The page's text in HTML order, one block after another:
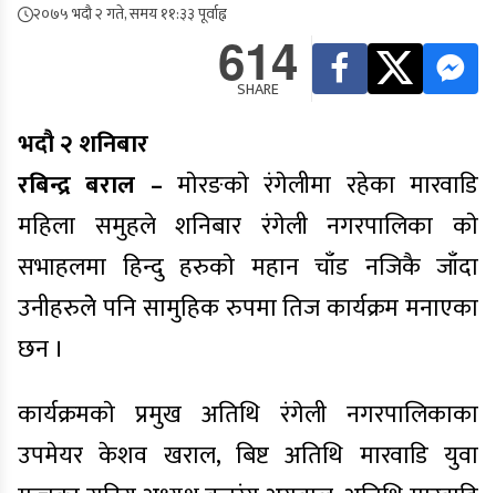
२०७५ भदौ २ गते, समय ११:३३ पूर्वाह्न
614
SHARE
भदौ २ शनिबार
रबिन्द्र बराल – माेरङकाे रंगेलीमा रहेका मारवाडि
महिला समुहले शनिबार रंगेली नगरपालिका काे
सभाहलमा हिन्दु हरुकाे महान चाँड नजिकै जाँदा
उनीहरुलेे पनि सामुहिक रुपमा तिज कार्यक्रम मनाएका
छन ।
कार्यक्रमकाे प्रमुख अतिथि रंगेली नगरपालिकाका
उपमेयर केशव खराल, बिष्ट अतिथि मारवाडि युवा